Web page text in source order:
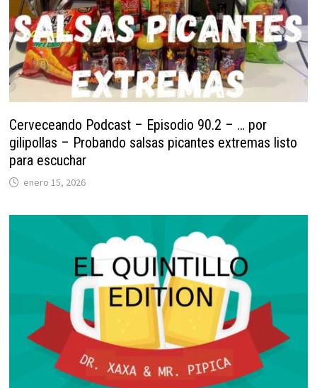
Cerveceando Podcast – Episodio 90.2 – … por
gilipollas – Probando salsas picantes extremas listo
para escuchar
enero 15, 2026